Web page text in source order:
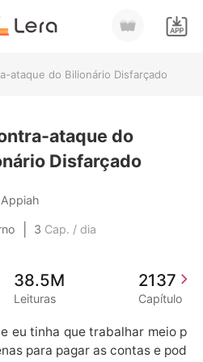
ataque do Bilionário Disfarçado
ataque do
Disfarçado
3 Cap. / dia
38.5M
Leituras
2137
Capítulo
eu tinha que trabalhar meio p
para pagar as contas e pod